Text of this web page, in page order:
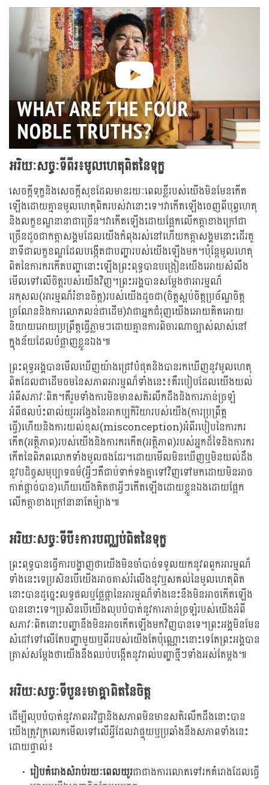
អរិយៈសច្ចៈទីពីរ៖មូលហេតុពិតនៃទុក្ខ
សេចក្តីទុក្ខនិងសេចក្តីសុខដែលមានរយៈពេលខ្លីរបស់យើងមិនមែនកើត
ឡើងដោយគ្មានមូលហេតុពិតរបស់វានោះទេ។វាកើតឡើងចេញពីបុព្វហេតុ
និងលក្ខខណ្ឌនានាជាច្រើន។វាកើតឡើងដោយផ្អែកលើកត្តាខាងក្រៅជា
ច្រើនដូចជាកត្តាសង្គមដែលយើងកំពុងរស់នៅហើយកត្តាសង្គមនោះដើរតួ
នាទីជាលក្ខខណ្ឌដែលបង្កើតជាបញ្ហារបស់យើងឡើងមក។ប៉ុន្តែមូលហេតុ
ពិតនៃការករកើតបញ្ហានោះឡើងព្រះពុទ្ធបានបង្រៀនយើងអោយសំលឹង
មើលទៅលើចិត្តរបស់យើងវិញ។ព្រះអង្គបានសម្តែងថាអារម្មណ៏
អកុសល(អារម្មណ៏រំខានចិត្ត)របស់យើងដូចជា(ចិត្តស្អប់ចិត្តប្រច័ណ្ឌចិត្ត
ច្រណែននិងការលោភលន់ជាដើម)វាជាអ្នកជំរុញយើងអោយគិតអោយ
និយាយអោយប្រព្រឹត្តធ្វើភ្លាមៗដោយគ្មានការពិចារណាច្បាស់លាស់នៅ
ក្នុងន័យដែលបំផ្លាញខ្លួនឯង៕
ព្រះពុទ្ធអង្គបានមើលឃើញយ៉ាងជ្រៅបំផុតនិងបានរកឃើញនូវមូលហេតុ
ពិតដែលជាដើមចមនៃសភាពអារម្មណ៏ទាំងនេះ៖គឺរបៀបដែលយើងយល់
អំពីសភាវៈពិត។គឺរួមទាំងការមិនមានសតិរលឹកដឹងនិងការភាន់ច្រឡំ
អំពីផលប៉ះពាល់យូរអង្វែងនៃអាកប្បកិរិយារបស់យើង(ការប្រព្រឹត្ត
ធ្វើ)ហើយនិងការយល់ខុស(misconception)អំពីរបៀបនៃការករ
កើត(អត្ថិភាព)របស់យើងនិងការករកើត(អត្ថិភាព)របស់អ្នកដ៏ទៃនិងការករ
កើតនៃពិភពលោកទាំងមូលផងដែរ។ដោយមើលមិនឃើញឬមិនយល់ដឹង
នូវបដិច្ចសមុប្បាទធម៌(អ្វីៗគឺជាប់ទាក់ទងគ្នាទៅវិញទៅមកដោយមិនអាច
កាត់ផ្តាច់បាន)ហើយយើងគិតថាអ្វីៗកើតឡើងដោយខ្លួនឯងដោយផ្អែក
លើកត្តាខាងក្រៅនានាតែម៉្យាង៕
អរិយៈសច្ចៈទីបី៖ការបញ្ឈប់ពិតនៃទុក្ខ
ព្រះពុទ្ធបានធ្វើការបង្ហាញថាយើងមិនចាំបាច់ទទួលយកនូវពពួកអារម្មណ៏
ទាំងនេះទេប្រសិនបើយើងអាចគាស់រំលើងនូវឬសគល់នៃមូលហេតុពិត
នោះបានដូច្នេះលទ្ធផលឬផ្លែផ្កានៃអារម្មណ៏ទាំងនេះនឹងមិនអាចកើតឡើង
បាននោះទេ។ប្រសិនបើយើងលុបបំបាត់នូវការភាន់ច្រឡំរបស់យើងអំពី
សភាវៈពិតនោះបញ្ហានឹងមិនអាចកើតឡើងមកវិញបានទេ។ព្រះអង្គមិនមែន
សំដៅទៅលើតែបញ្ហាមួយឬពីររបស់យើងតែប៉ុណ្ណោះនោះទេតែព្រះអង្គបាន
ត្រាស់សម្តែងថាយើងនឹងឈប់បង្កើតនូវរាល់បញ្ហាថ្មីៗទាំងអស់តែម្តង៕
អរិយៈសច្ចៈទីបួន៖មាគ្គាពិតនៃចិត្ត
ដើម្បីលុបបំបាត់នូវភាពអវិជ្ជានិងសភាពមិនមានសតិរលឹកដឹងនោះបាន
យើងត្រូវក្រលេកមើលទៅលើអ្វីដែលវាផ្ទុយឬប្រឆាំងនឹងសភាពទាំងនេះ
ដោយផ្ទាល់៖
រៀបគំរោងសំរាប់រយៈពេលយូរជាជាងការលោតទៅរកគំរោងដែលធ្វើ